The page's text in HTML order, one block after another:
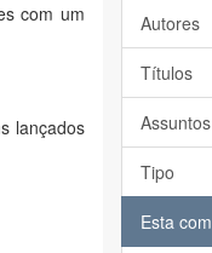
com um
lançados
Autores
Títulos
Assuntos
Tipo
Esta